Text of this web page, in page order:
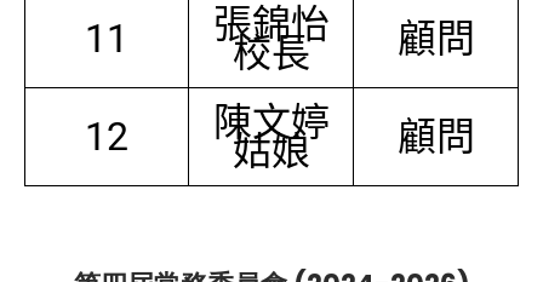
11 張錦怡
校長 顧問
12 陳文婷
姑娘 顧問